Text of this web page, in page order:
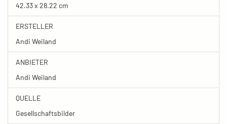
42.33 x 28.22 cm
ERSTELLER
Andi Weiland
ANBIETER
Andi Weiland
QUELLE
Gesellschaftsbilder